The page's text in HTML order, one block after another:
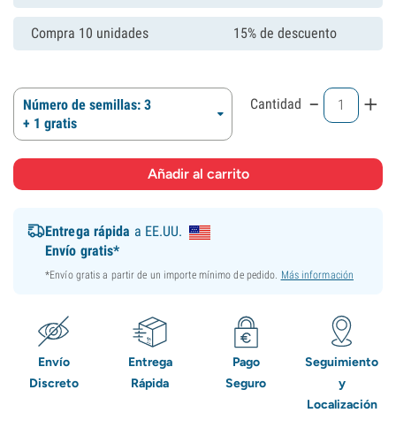
Compra 10 unidades 15% de descuento
Número de semillas: 3
+ 1 gratis
Cantidad - +
Entrega rápida a EE.UU.
Envío gratis*
*Envío gratis a partir de un importe mínimo de pedido. Más información
Envío
Discreto
Entrega
Rápida
Pago
Seguro
Seguimiento
y
Localización